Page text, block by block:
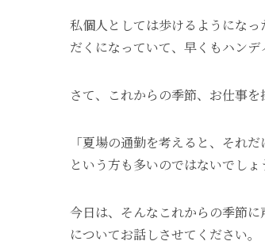
私個人としては歩けるようにな
だくになっていて、早くもハンデ
さて、これからの季節、お仕事
「夏場の通勤を考えると、それ
という方も多いのではないでしょ
今日は、そんなこれからの季節
についてお話しさせてください。